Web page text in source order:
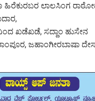
ಹಿರೆಕುರಬರ ಲಾಲಸಿಂಗ
ಖಡೆಖಡೆ, ಸದ್ದಾಂ ಹುಸೇನ
ಜಹಾಂಗೀರಬಾಷಾ